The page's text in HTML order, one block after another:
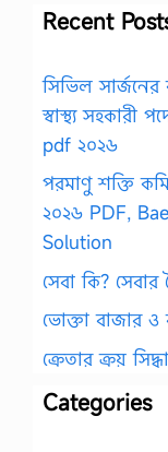
Recent
সিভিল
স্বাস্থ্য সহকারী
pdf ২০২৬
পরমাণু শক্তি
২০২৬ PDF,
Solution
সেবা কি? সেবার
ভোক্তা বাজার ও
ক্রেতার ক্রয়
Categories